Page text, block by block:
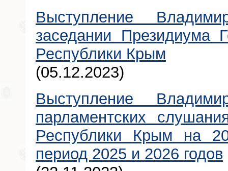
Выступление
заседании Президиума
Республики Крым
(05.12.2023)
Выступление
парламентских
Республики Крым на
период 2025 и 2026 годов